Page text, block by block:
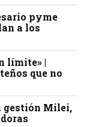
pyme
a los
límite» |
que no
gestión Milei,